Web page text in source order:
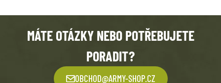
MÁTE OTÁZKY NEBO POTŘEBUJETE
PORADIT?
OBCHOD@ARMY-SHOP.CZ